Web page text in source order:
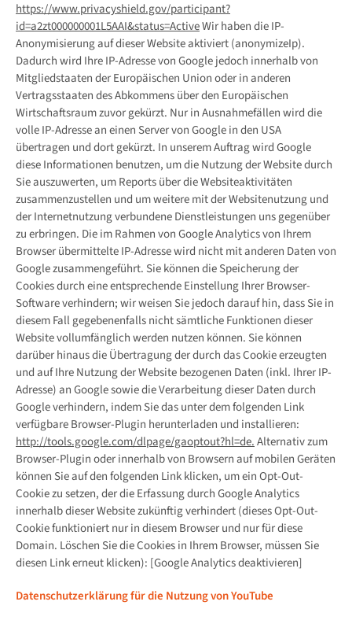
https://www.privacyshield.gov/participant?
id=a2zt000000001L5AAI&status=ActiveWir haben die IP-
Anonymisierung auf dieser Website aktiviert (anonymizeIp).
Dadurch wird Ihre IP-Adresse von Google jedoch innerhalb von
Mitgliedstaaten der Europäischen Union oder in anderen
Vertragsstaaten des Abkommens über den Europäischen
Wirtschaftsraum zuvor gekürzt. Nur in Ausnahmefällen wird die
volle IP-Adresse an einen Server von Google in den USA
übertragen und dort gekürzt. In unserem Auftrag wird Google
diese Informationen benutzen, um die Nutzung der Website durch
Sie auszuwerten, um Reports über die Websiteaktivitäten
zusammenzustellen und um weitere mit der Websitenutzung und
der Internetnutzung verbundene Dienstleistungen uns gegenüber
zu erbringen. Die im Rahmen von Google Analytics von Ihrem
Browser übermittelte IP-Adresse wird nicht mit anderen Daten von
Google zusammengeführt. Sie können die Speicherung der
Cookies durch eine entsprechende Einstellung Ihrer Browser-
Software verhindern; wir weisen Sie jedoch darauf hin, dass Sie in
diesem Fall gegebenenfalls nicht sämtliche Funktionen dieser
Website vollumfänglich werden nutzen können. Sie können
darüber hinaus die Übertragung der durch das Cookie erzeugten
und auf Ihre Nutzung der Website bezogenen Daten (inkl. Ihrer IP-
Adresse) an Google sowie die Verarbeitung dieser Daten durch
Google verhindern, indem Sie das unter dem folgenden Link
verfügbare Browser-Plugin herunterladen und installieren:
http://tools.google.com/dlpage/gaoptout?hl=de.Alternativ zum
Browser-Plugin oder innerhalb von Browsern auf mobilen Geräten
können Sie auf den folgenden Link klicken, um ein Opt-Out-
Cookie zu setzen, der die Erfassung durch Google Analytics
innerhalb dieser Website zukünftig verhindert (dieses Opt-Out-
Cookie funktioniert nur in diesem Browser und nur für diese
Domain. Löschen Sie die Cookies in Ihrem Browser, müssen Sie
diesen Link erneut klicken): [Google Analytics deaktivieren]
Datenschutzerklärung für die Nutzung von YouTube